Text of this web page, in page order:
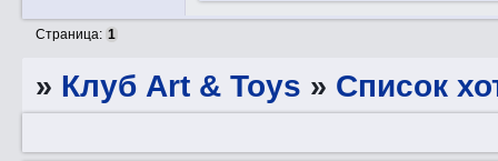
Страница: 1
» Клуб Art & Toys » Список